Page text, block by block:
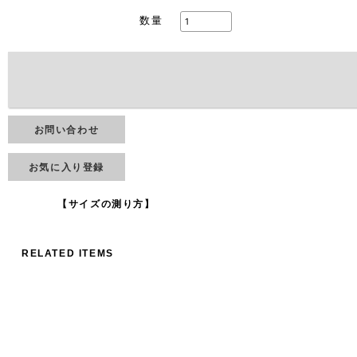
数量
お問い合わせ
お気に入り登録
【サイズの測り方】
RELATED ITEMS